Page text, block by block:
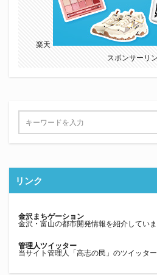
楽天
スポンサーリ
リンク
金沢まちゲーション
金沢・富山の都市開発情報を紹介していま
管理人ツイッター
当サイト管理人「高志の民」のツイッター